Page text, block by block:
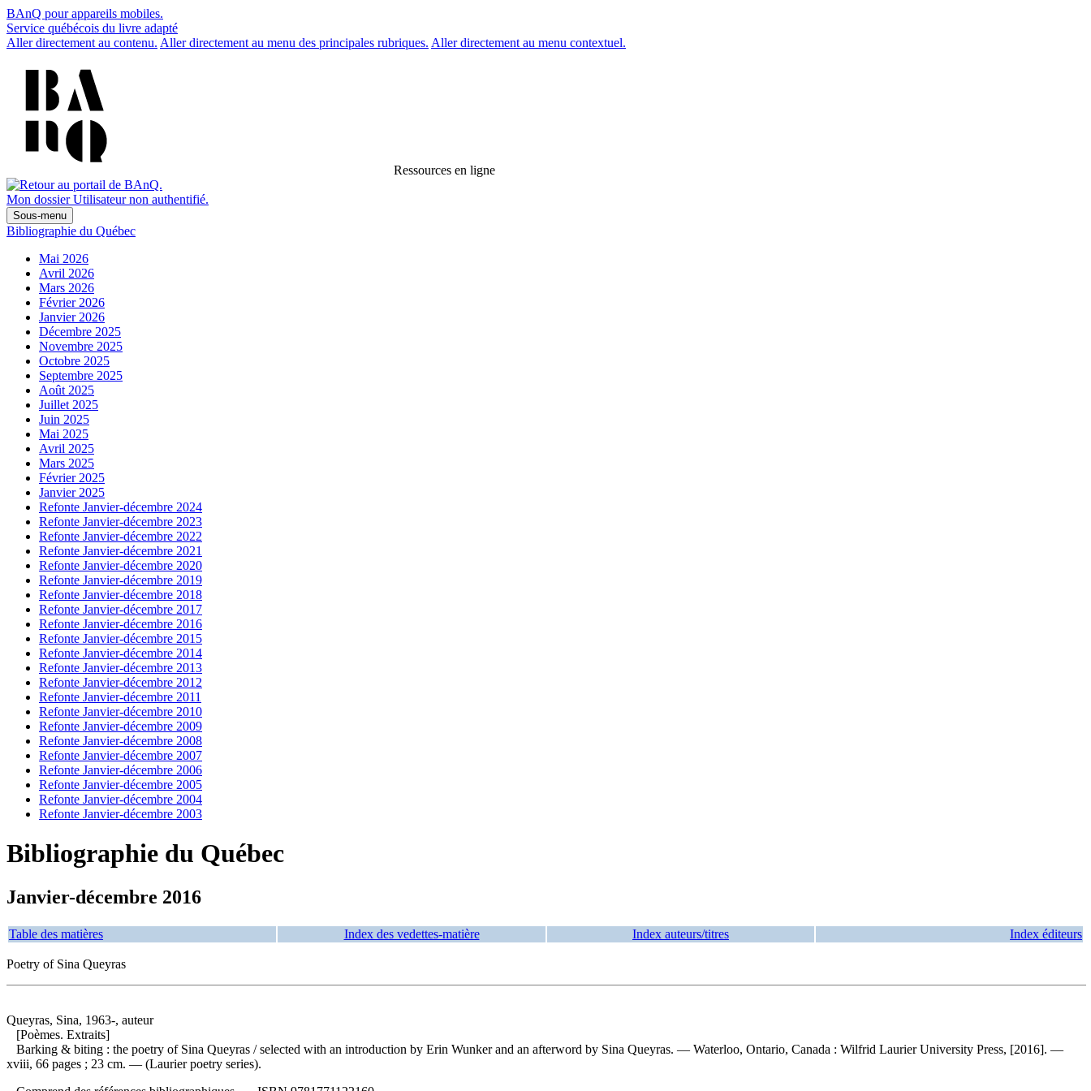
BAnQ pour appareils mobiles.
Service québécois du livre adapté
Aller directement au contenu. Aller directement au menu des principales rubriques. Aller directement au menu contextuel.
Ressources en ligne
Mon dossier Utilisateur non authentifié.
Sous-menu
Bibliographie du Québec
Mai 2026
Avril 2026
Mars 2026
Février 2026
Janvier 2026
Décembre 2025
Novembre 2025
Octobre 2025
Septembre 2025
Août 2025
Juillet 2025
Juin 2025
Mai 2025
Avril 2025
Mars 2025
Février 2025
Janvier 2025
Refonte Janvier-décembre 2024
Refonte Janvier-décembre 2023
Refonte Janvier-décembre 2022
Refonte Janvier-décembre 2021
Refonte Janvier-décembre 2020
Refonte Janvier-décembre 2019
Refonte Janvier-décembre 2018
Refonte Janvier-décembre 2017
Refonte Janvier-décembre 2016
Refonte Janvier-décembre 2015
Refonte Janvier-décembre 2014
Refonte Janvier-décembre 2013
Refonte Janvier-décembre 2012
Refonte Janvier-décembre 2011
Refonte Janvier-décembre 2010
Refonte Janvier-décembre 2009
Refonte Janvier-décembre 2008
Refonte Janvier-décembre 2007
Refonte Janvier-décembre 2006
Refonte Janvier-décembre 2005
Refonte Janvier-décembre 2004
Refonte Janvier-décembre 2003
Bibliographie du Québec
Janvier-décembre 2016
Table des matières Index des vedettes-matière Index auteurs/titres Index éditeurs
Poetry of Sina Queyras
Queyras, Sina, 1963-, auteur
[Poèmes. Extraits]
Barking & biting : the poetry of Sina Queyras / selected with an introduction by Erin Wunker and an afterword by Sina Queyras. — Waterloo, Ontario, Canada : Wilfrid Laurier University Press, [2016]. —
xviii, 66 pages ; 23 cm. — (Laurier poetry series).